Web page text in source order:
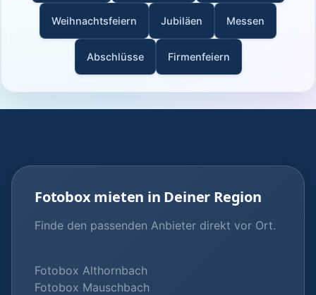
Weihnachtsfeiern Jubiläen Messen
Abschlüsse Firmenfeiern
Fotobox mieten in Deiner Region
Finde den passenden Anbieter direkt vor Ort.
Fotobox Althornbach
Fotobox Mauschbach